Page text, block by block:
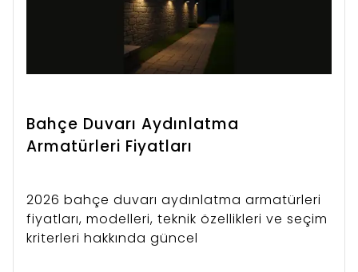
Bahçe Duvarı Aydınlatma
Armatürleri Fiyatları
2026 bahçe duvarı aydınlatma armatürleri
fiyatları, modelleri, teknik özellikleri ve seçim
kriterleri hakkında güncel